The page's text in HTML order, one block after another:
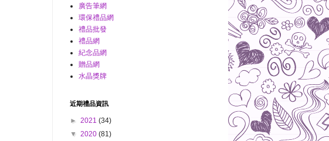
廣告筆網
環保禮品網
禮品批發
禮品網
紀念品網
贈品網
水晶獎牌
近期禮品資訊
► 2021 (34)
▼ 2020 (81)